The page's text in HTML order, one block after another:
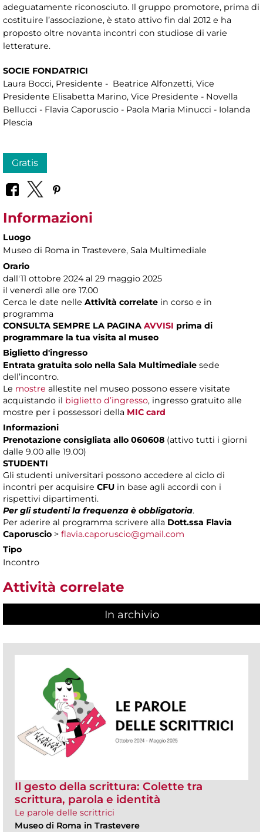
adeguatamente riconosciuto. Il gruppo promotore, prima di
costituire l’associazione, è stato attivo fin dal 2012 e ha
proposto oltre novanta incontri con studiose di varie
letterature.
SOCIE FONDATRICI
Laura Bocci, Presidente - Beatrice Alfonzetti, Vice
Presidente Elisabetta Marino, Vice Presidente - Novella
Bellucci - Flavia Caporuscio - Paola Maria Minucci - Iolanda
Plescia
Gratis
Informazioni
Luogo
Museo di Roma in Trastevere, Sala Multimediale
Orario
dall'11 ottobre 2024 al 29 maggio 2025
il venerdì alle ore 17.00
Cerca le date nelle Attività correlate in corso e in
programma
CONSULTA SEMPRE LA PAGINA AVVISI prima di
programmare la tua visita al museo
Biglietto d'ingresso
Entrata gratuita solo nella Sala Multimediale sede
dell’incontro.
Le mostre allestite nel museo possono essere visitate
acquistando il biglietto d’ingresso, ingresso gratuito alle
mostre per i possessori della MIC card
Informazioni
Prenotazione consigliata allo 060608 (attivo tutti i giorni
dalle 9.00 alle 19.00)
STUDENTI
Gli studenti universitari possono accedere al ciclo di
incontri per acquisire CFU in base agli accordi con i
rispettivi dipartimenti.
Per gli studenti la frequenza è obbligatoria.
Per aderire al programma scrivere alla Dott.ssa Flavia
Caporuscio > flavia.caporuscio@gmail.com
Tipo
Incontro
Attività correlate
In archivio
Il gesto della scrittura: Colette tra
scrittura, parola e identità
Le parole delle scrittrici
Museo di Roma in Trastevere